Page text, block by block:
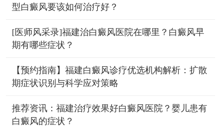
型白癜风要该如何治疗好？
[医师风采录]福建治白癜风医院在哪里？白癜风早
期有哪些症状？
【预约指南】福建白癜风诊疗优选机构解析：扩散
期症状识别与科学应对策略
推荐资讯：福建治疗效果好白癜风医院？婴儿患有
白癜风的症状？